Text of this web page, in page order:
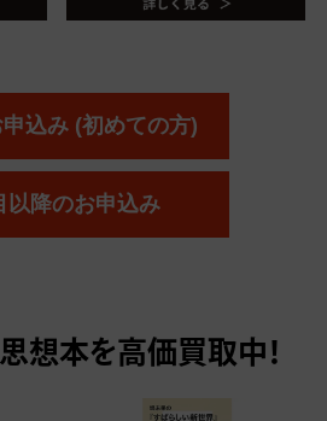
込み (初めての方)
以降のお申込み
想本を高価買取中！